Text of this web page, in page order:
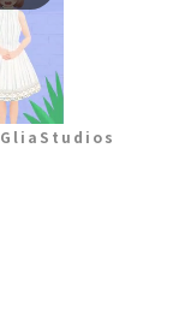
GliaStudios